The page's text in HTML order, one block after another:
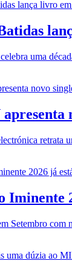
uma
retrata
Iminente
Setembro com